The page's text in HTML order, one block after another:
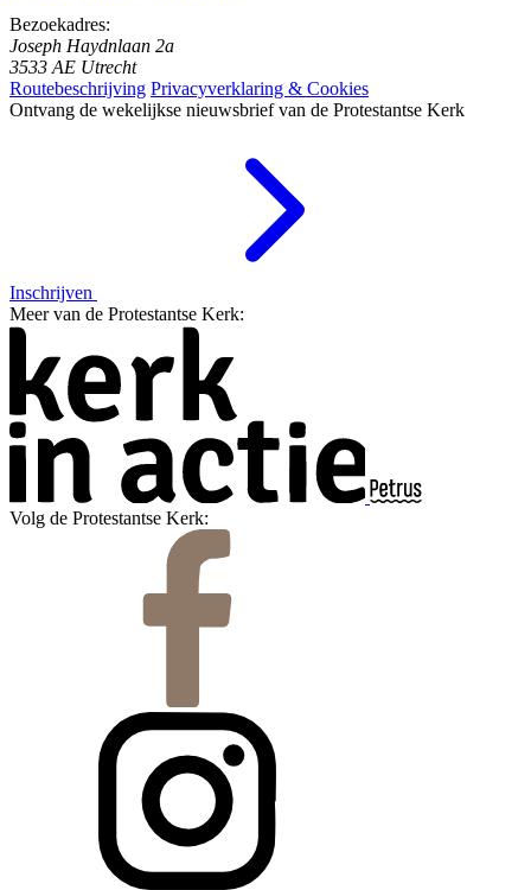
Bezoekadres:
Joseph Haydnlaan 2a
3533 AE Utrecht
Routebeschrijving Privacyverklaring & Cookies
Ontvang de wekelijkse nieuwsbrief van de Protestantse Kerk
Inschrijven
Meer van de Protestantse Kerk:
Volg de Protestantse Kerk: